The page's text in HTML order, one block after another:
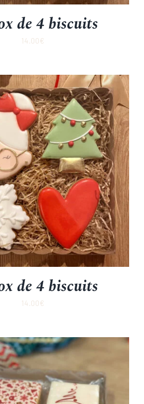
de 4 biscuits
14.00€
de 4 biscuits
14.00€